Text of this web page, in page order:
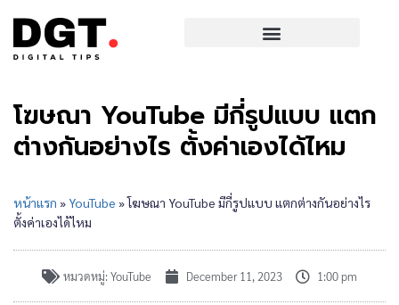
โฆษณา YouTube มีกี่รูปแบบ แตก
ต่างกันอย่างไร ตั้งค่าเองได้ไหม
หน้าแรก » YouTube »โฆษณา YouTube มีกี่รูปแบบ แตกต่างกันอย่างไร
ตั้งค่าเองได้ไหม
หมวดหมู่: YouTube December 11, 2023 1:00 pm